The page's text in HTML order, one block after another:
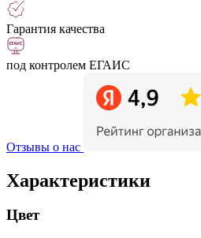
Гарантия качества
под контролем ЕГАИС
Отзывы о нас
Характеристики
Цвет